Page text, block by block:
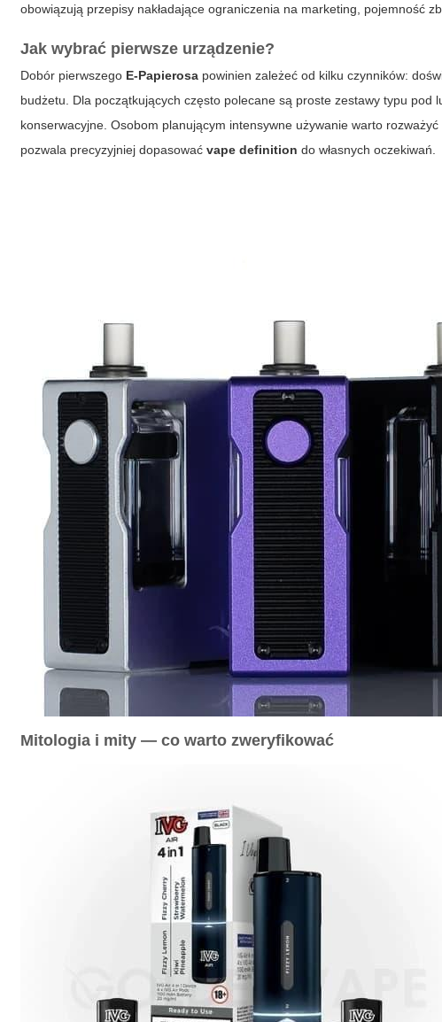
obowiązują przepisy nakładające ograniczenia na marketing, pojemność
Jak wybrać pierwsze urządzenie?
Dobór pierwszego E-Papierosa powinien zależeć od kilku czynników:
budżetu. Dla początkujących często polecane są proste zestawy typu pod
konserwacyjne. Osobom planującym intensywne używanie warto
pozwala precyzyjniej dopasowaćvape definition do własnych oczekiwań.
Mitologia i mity — co warto zweryfikować